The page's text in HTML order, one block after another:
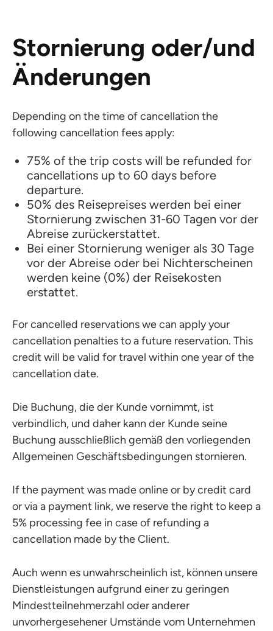
Stornierung oder/und
Änderungen
Depending on the time of cancellation the
following cancellation fees apply:
75% of the trip costs will be refunded for
cancellations up to 60 days before
departure.
50% des Reisepreises werden bei einer
Stornierung zwischen 31-60 Tagen vor der
Abreise zurückerstattet.
Bei einer Stornierung weniger als 30 Tage
vor der Abreise oder bei Nichterscheinen
werden keine (0%) der Reisekosten
erstattet.
For cancelled reservations we can apply your
cancellation penalties to a future reservation. This
credit will be valid for travel within one year of the
cancellation date.
Die Buchung, die der Kunde vornimmt, ist
verbindlich, und daher kann der Kunde seine
Buchung ausschließlich gemäß den vorliegenden
Allgemeinen Geschäftsbedingungen stornieren.
If the payment was made online or by credit card
or via a payment link, we reserve the right to keep a
5% processing fee in case of refunding a
cancellation made by the Client.
Auch wenn es unwahrscheinlich ist, können unsere
Dienstleistungen aufgrund einer zu geringen
Mindestteilnehmerzahl oder anderer
unvorhergesehener Umstände vom Unternehmen